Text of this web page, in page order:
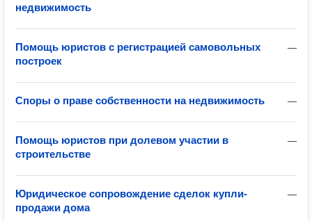
недвижимость
—
Помощь юристов с регистрацией самовольных
построек
—
Споры о праве собственности на недвижимость
—
Помощь юристов при долевом участии в
строительстве
—
Юридическое сопровождение сделок купли-
продажи дома